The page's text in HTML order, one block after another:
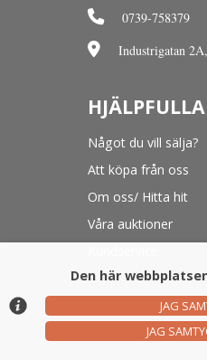
0739-758379
Industrigatan
Något du vill sälja?
Att köpa från oss
Om oss/ Hitta hit
Våra auktioner
© Argonova
Den här
JAG
JAG